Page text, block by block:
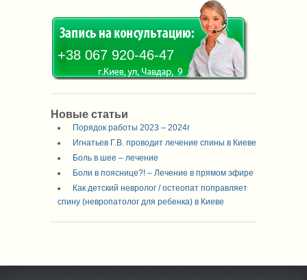
+38 067 920-46-47
Новые статьи
Порядок работы 2023 – 2024г
Игнатьев Г.В. проводит лечение спины в Киеве
Боль в шее – лечение
Боли в пояснице?! – Лечение в прямом эфире
Как детский невролог / остеопат поправляет
спину (невропатолог для ребенка) в Киеве